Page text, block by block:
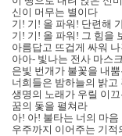
신이 머무는 별이다
기! 기! 올 파워! 단련해
기! 기! 올 파워! 그 힘을
아름답고 뜨겁게 싸워
아아- 빛나는 전사 마스
은빛 번개가 불꽃을 내
너희들은 밤하늘의 밝고
생명의 노래가 우릴 이끄
꿈의 돛을 펼쳐라
아! 아! 불타는 너의 마음
우주까지 이어주는 기적